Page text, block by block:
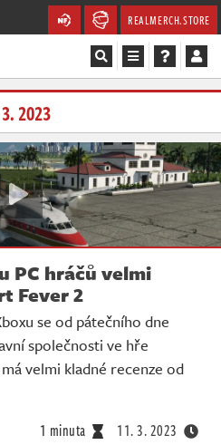
REALMERCH.STORE
2023
PC hráčů velmi
Fever 2
se od pátečního dne
společnosti ve hře
velmi kladné recenze od
1 minuta 11. 3. 2023